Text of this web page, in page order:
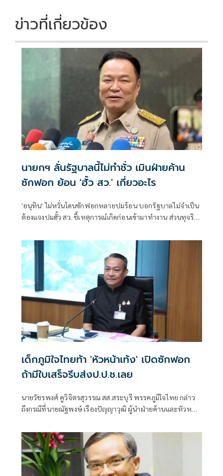
k k
ข่าวที่เกี่ยวข้อง
นายกฯ ลั่นรัฐบาลนี้ไม่ทำชั่ว เมินฝ่ายค้าน
ซักฟอก ย้อน 'ฮั้ว สว.' เกี่ยวอะไร
'อนุทิน' ไม่หวั่นโดนซักฟอกหลายปมร้อน บอกรัฐบาลไม่จำเป็น
ต้องแจงปมฮั้ว สว. ชี้เหตุการณ์เกิดก่อนเข้ามาทำงาน ส่วนทุจริต
เด็กภูมิใจไทยท้า 'หัวหน้าเท้ง' เปิดซักฟอก
ถ้ามีใบเสร็จรีบส่งป.ป.ช.เลย
นายวัชรพงศ์ คูวิจิตรสุวรรณ สส.สระบุรี พรรคภูมิใจไทย กล่าว
ถึงกรณีที่นายณัฐพงษ์ เรืองปัญญาวุฒิ ผู้นำฝ่ายค้านและหัวหน้า